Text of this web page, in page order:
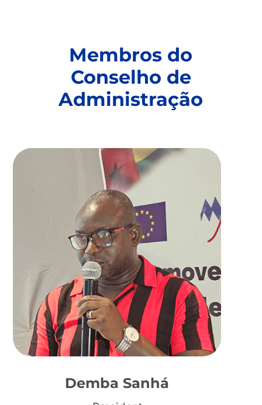
Membros do
Conselho de
Administração
Demba Sanhá